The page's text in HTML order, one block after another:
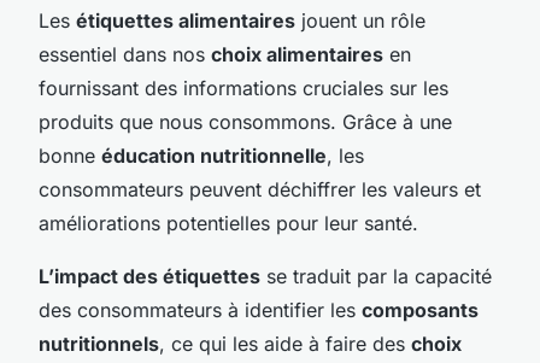
Les étiquettes alimentaires jouent un rôle
essentiel dans nos choix alimentaires en
fournissant des informations cruciales sur les
produits que nous consommons. Grâce à une
bonne éducation nutritionnelle, les
consommateurs peuvent déchiffrer les valeurs et
améliorations potentielles pour leur santé.
L’impact des étiquettes se traduit par la capacité
des consommateurs à identifier les composants
nutritionnels, ce qui les aide à faire des choix